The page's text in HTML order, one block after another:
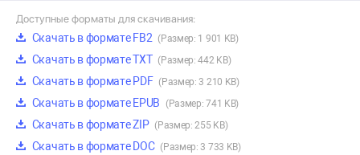
Доступные форматы для скачивания:
Скачать в формате FB2 (Размер: 1 901 KB)
Скачать в формате TXT (Размер: 442 KB)
Скачать в формате PDF (Размер: 3 210 KB)
Скачать в формате EPUB (Размер: 741 KB)
Скачать в формате ZIP (Размер: 255 KB)
Скачать в формате DOC (Размер: 3 733 KB)